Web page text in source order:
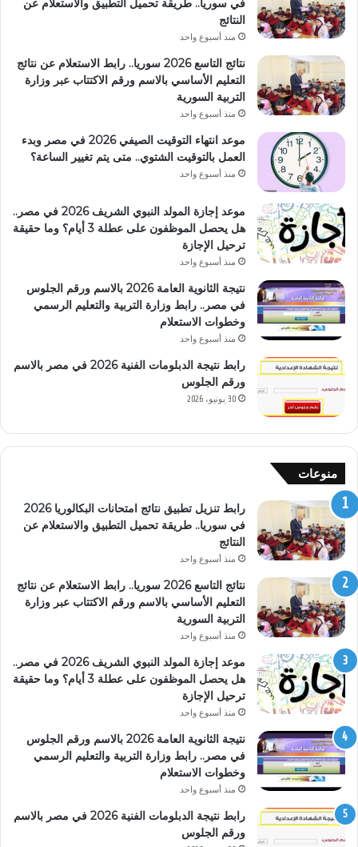
في سوريا.. طريقة تحميل التطبيق والاستعلام عن
النتائج
منذ أسبوع واحد
نتائج التاسع 2026 سوريا.. رابط الاستعلام عن نتائج
التعليم الأساسي بالاسم ورقم الاكتتاب عبر وزارة
التربية السورية
منذ أسبوع واحد
موعد انتهاء التوقيت الصيفي 2026 في مصر وبدء
العمل بالتوقيت الشتوي.. متى يتم تغيير الساعة؟
منذ أسبوع واحد
موعد إجازة المولد النبوي الشريف 2026 في مصر..
هل يحصل الموظفون على عطلة 3 أيام؟ وما حقيقة
ترحيل الإجازة
منذ أسبوع واحد
نتيجة الثانوية العامة 2026 بالاسم ورقم الجلوس
في مصر.. رابط وزارة التربية والتعليم الرسمي
وخطوات الاستعلام
منذ أسبوع واحد
رابط نتيجة الدبلومات الفنية 2026 في مصر بالاسم
ورقم الجلوس
30 يونيو، 2026
منوعات
رابط تنزيل تطبيق نتائج امتحانات البكالوريا 2026
في سوريا.. طريقة تحميل التطبيق والاستعلام عن
النتائج
منذ أسبوع واحد
نتائج التاسع 2026 سوريا.. رابط الاستعلام عن نتائج
التعليم الأساسي بالاسم ورقم الاكتتاب عبر وزارة
التربية السورية
منذ أسبوع واحد
موعد إجازة المولد النبوي الشريف 2026 في مصر..
هل يحصل الموظفون على عطلة 3 أيام؟ وما حقيقة
ترحيل الإجازة
منذ أسبوع واحد
نتيجة الثانوية العامة 2026 بالاسم ورقم الجلوس
في مصر.. رابط وزارة التربية والتعليم الرسمي
وخطوات الاستعلام
منذ أسبوع واحد
رابط نتيجة الدبلومات الفنية 2026 في مصر بالاسم
ورقم الجلوس